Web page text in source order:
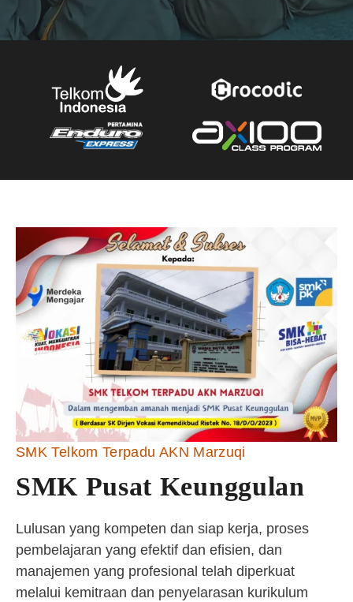
SMK Telkom Terpadu AKN Marzuqi
SMK Pusat Keunggulan
Lulusan yang kompeten dan siap kerja, proses
pembelajaran yang efektif dan efisien, dan
manajemen yang profesional telah diperkuat
melalui kemitraan dan penyelarasan kurikulum